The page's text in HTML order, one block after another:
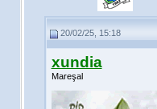
20/02/25, 15:18
xundia
Mareşal